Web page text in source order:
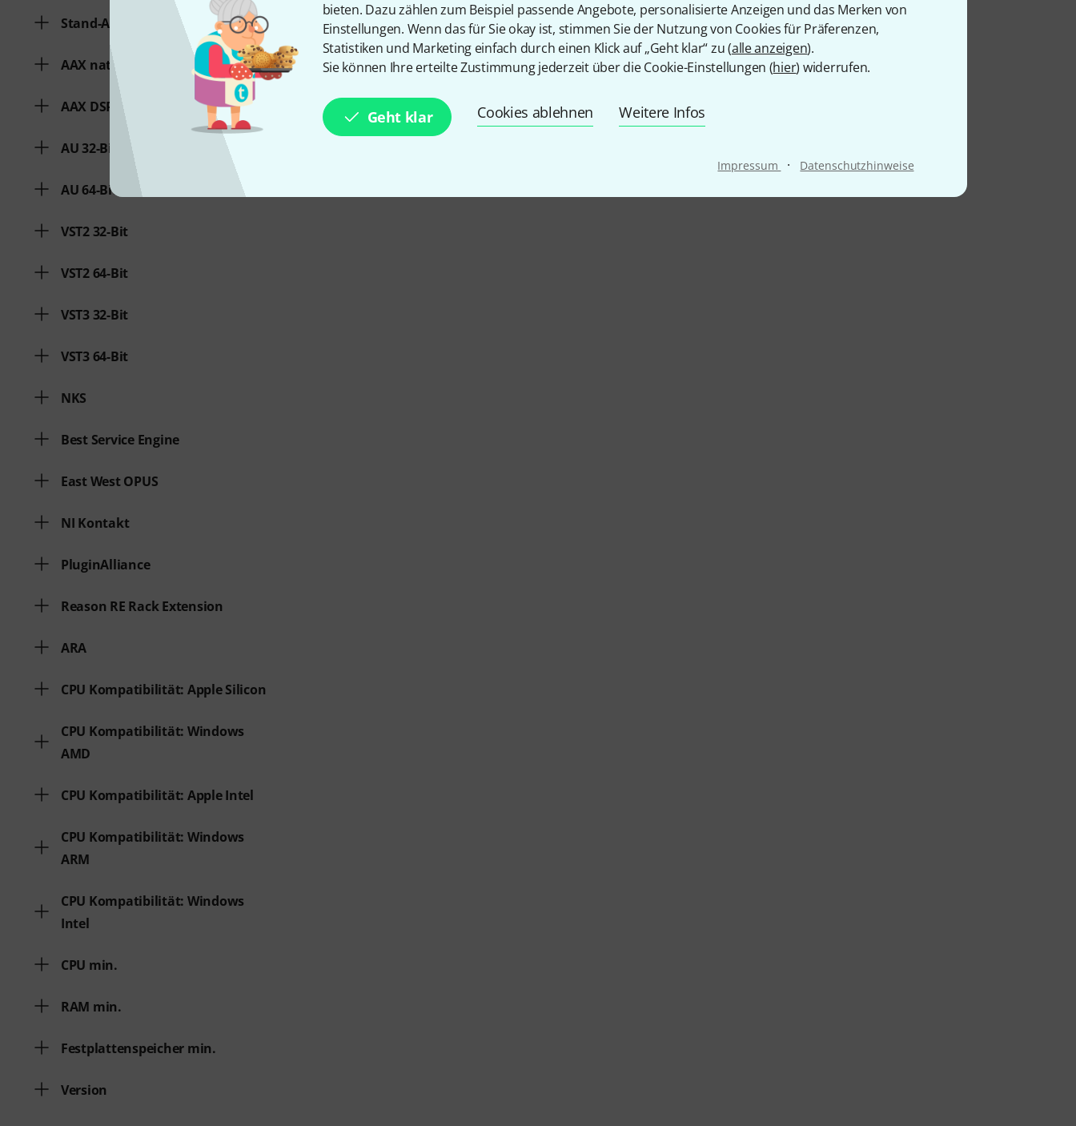
bieten. Dazu zählen zum Beispiel passende Angebote, personalisierte Anzeigen und das Merken von
Einstellungen. Wenn das für Sie okay ist, stimmen Sie der Nutzung von Cookies für Präferenzen,
Statistiken und Marketing einfach durch einen Klick auf „Geht klar“ zu (alle anzeigen).
Sie können Ihre erteilte Zustimmung jederzeit über die Cookie-Einstellungen (hier) widerrufen.
Geht klar Cookies ablehnen Weitere Infos
Impressum · Datenschutzhinweise
Stand-Alone-Software
AAX native 64-Bit
AAX DSP 64-Bit
AU 32-Bit
AU 64-Bit
VST2 32-Bit
VST2 64-Bit
VST3 32-Bit
VST3 64-Bit
NKS
Best Service Engine
East West OPUS
NI Kontakt
PluginAlliance
Reason RE Rack Extension
ARA
CPU Kompatibilität: Apple Silicon
CPU Kompatibilität: Windows
AMD
CPU Kompatibilität: Apple Intel
CPU Kompatibilität: Windows
ARM
CPU Kompatibilität: Windows
Intel
CPU min.
RAM min.
Festplattenspeicher min.
Version